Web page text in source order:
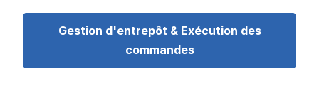
Gestion d'entrepôt & Exécution des
commandes